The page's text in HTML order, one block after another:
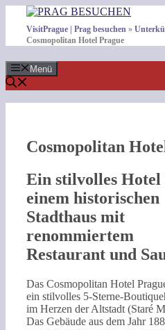
Inhalt
springen
VisitPrague | Prag besuchen »
Cosmopolitan Hotel Prague
Menü
Cosmopolitan
Ein stilvolles Hotel
einem historischen
Stadthaus mit
renommiertem
Restaurant und
Das Cosmopolitan Hotel
ein stilvolles 5-Sterne-
im Herzen der Altstadt (Staré
Das Gebäude aus dem Jahr